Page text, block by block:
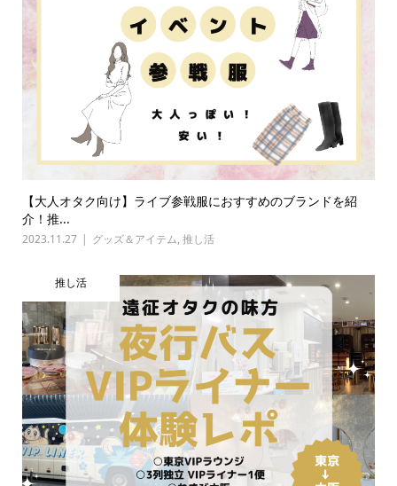
【大人オタク向け】ライブ参戦服におすすめのブランドを紹
介！推...
2023.11.27 グッズ＆アイテム, 推し活
推し活